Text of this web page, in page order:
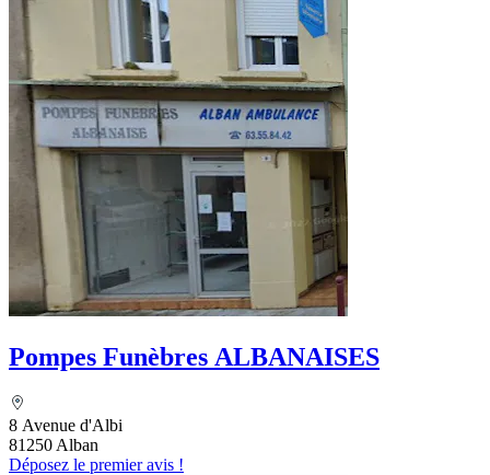
Pompes Funèbres ALBANAISES
8 Avenue d'Albi
81250 Alban
Déposez le premier avis !